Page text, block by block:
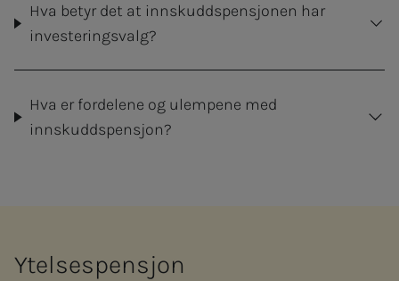
Hva betyr det at innskuddspensjonen har
investeringsvalg?
Hva er fordelene og ulempene med
innskuddspensjon?
Ytelsespensjon